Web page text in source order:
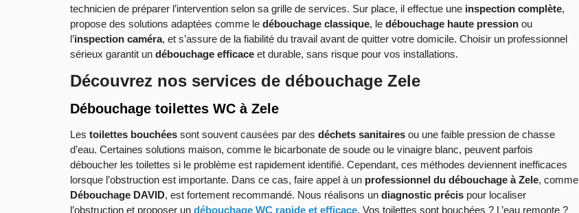
technicien de préparer l’intervention selon sa grille de services. Sur place, il effectue une inspection complète,
propose des solutions adaptées comme le débouchage classique, le débouchage haute pression ou
l’inspection caméra, et s’assure de la fiabilité du travail avant de quitter votre domicile. Choisir un professionnel
sérieux garantit un débouchage efficace et durable, sans risque pour vos installations.
Découvrez nos services de débouchage Zele
Débouchage toilettes WC à Zele
Les toilettes bouchées sont souvent causées par des déchets sanitaires ou une faible pression de chasse
d’eau. Certaines solutions maison, comme le bicarbonate de soude ou le vinaigre blanc, peuvent parfois
déboucher les toilettes si le problème est rapidement identifié. Cependant, ces méthodes deviennent inefficaces
lorsque l’obstruction est importante. Dans ce cas, faire appel à un professionnel du débouchage à Zele, comme
Débouchage DAVID, est fortement recommandé. Nous réalisons un diagnostic précis pour localiser
l’obstruction et proposer un débouchage WC rapide et efficace. Vos toilettes sont bouchées ? L’eau remonte ?